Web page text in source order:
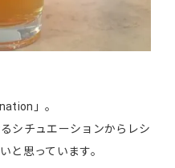
」。
シチュエーションからレシ
と思っています。